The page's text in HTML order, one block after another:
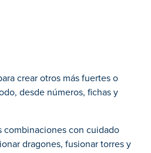
crear otros más fuertes o
desde números, fichas y
combinaciones con cuidado
dragones, fusionar torres y